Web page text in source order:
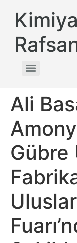
Ali
Gübre